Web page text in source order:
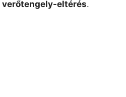
verőtengely-eltérés.